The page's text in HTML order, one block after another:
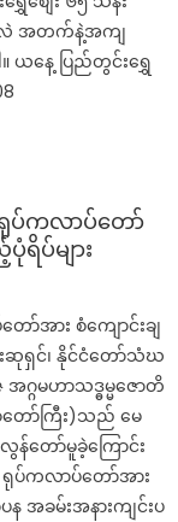
အလဲ အတက်နဲ့အကျ
နေ့ ပြည်တွင်းရွှေ
ရုပ်ကလာပ်တော်
ရိပ်များ
ာ်အား စံကျောင်းချ
ေးဆုရှင်၊ နိုင်ငံတော်သံဃ
ဂ္ဂမဟာသဒ္ဓမ္မဇောတိ
တော်ကြီး)သည် မေ
တော်မူခဲ့ကြောင်း
ပ်ကလာပ်တော်အား
န အခမ်းအနားကျင်းပ